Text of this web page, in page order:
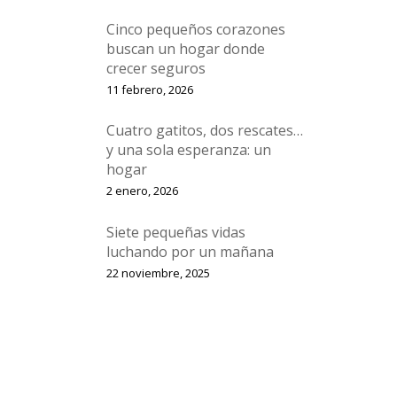
Cinco pequeños corazones
buscan un hogar donde
crecer seguros
11 febrero, 2026
Cuatro gatitos, dos rescates…
y una sola esperanza: un
hogar
2 enero, 2026
Siete pequeñas vidas
luchando por un mañana
22 noviembre, 2025